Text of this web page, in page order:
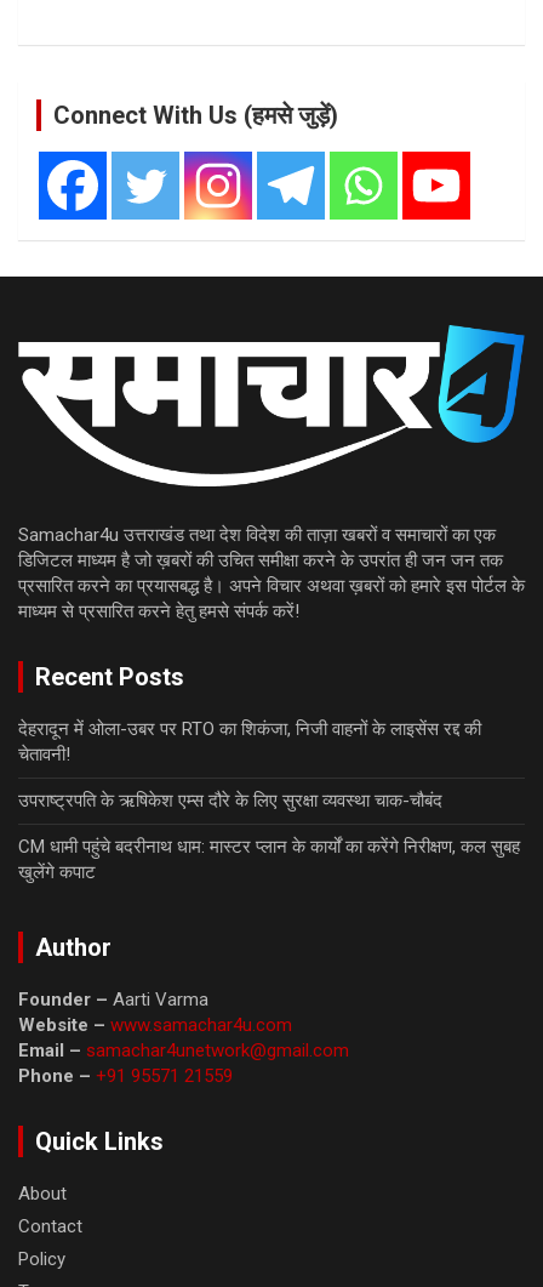
Connect With Us (हमसे जुड़ें)
Samachar4u उत्तराखंड तथा देश विदेश की ताज़ा खबरों व समाचारों का एक
डिजिटल माध्यम है जो ख़बरों की उचित समीक्षा करने के उपरांत ही जन जन तक
प्रसारित करने का प्रयासबद्ध है। अपने विचार अथवा ख़बरों को हमारे इस पोर्टल के
माध्यम से प्रसारित करने हेतु हमसे संपर्क करें!
Recent Posts
देहरादून में ओला-उबर पर RTO का शिकंजा, निजी वाहनों के लाइसेंस रद्द की
चेतावनी!
उपराष्ट्रपति के ऋषिकेश एम्स दौरे के लिए सुरक्षा व्यवस्था चाक-चौबंद
CM धामी पहुंचे बदरीनाथ धाम: मास्टर प्लान के कार्यों का करेंगे निरीक्षण, कल सुबह
खुलेंगे कपाट
Author
Founder – Aarti Varma
Website – www.samachar4u.com
Email – samachar4unetwork@gmail.com
Phone – +91 95571 21559
Quick Links
About
Contact
Policy